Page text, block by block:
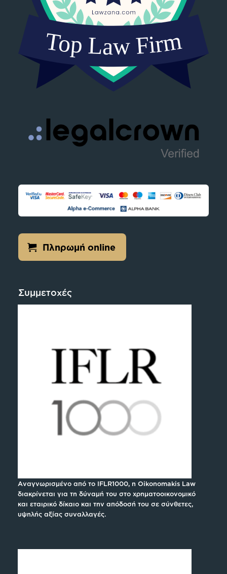
Πληρωμή online
Συμμετοχές
Αναγνωρισμένο από το IFLR1000, η Oikonomakis Law
διακρίνεται για τη δύναμή του στο χρηματοοικονομικό
και εταιρικό δίκαιο και την απόδοσή του σε σύνθετες,
υψηλής αξίας συναλλαγές.